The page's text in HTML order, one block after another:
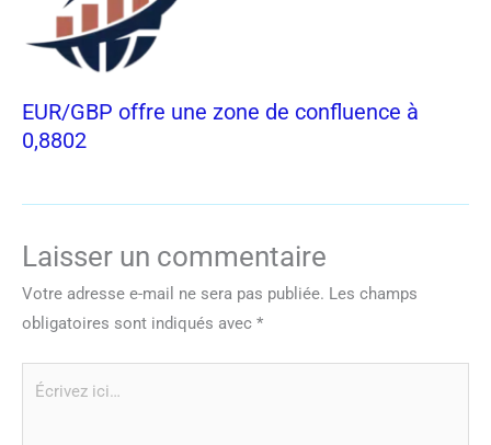
EUR/GBP offre une zone de confluence à
0,8802
Laisser un commentaire
Votre adresse e-mail ne sera pas publiée. Les champs
obligatoires sont indiqués avec *